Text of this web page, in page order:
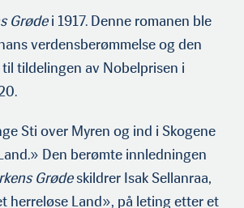
Grødei 1917. Denne romanen ble
verdensberømmelse og den
tildelingen av Nobelprisen i
Sti over Myren og ind i Skogene
Den berømte innledningen
Grødeskildrer Isak Sellanraa,
herreløse Land», på leting etter et